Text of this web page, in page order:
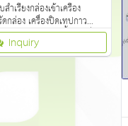
ำเรียงกล่องเข้าเครื่อง
ดเทปกาว
าวกล่องลูกฟูก มีทั้งแบบกึ่ง
ติ แบบอัตโนมัติ สามารถใช้
มัติได้ แบบกึ่งอัตโนมัติ จะ
ช้คนพับฝากล่องและดันกล่อง
Inquiry